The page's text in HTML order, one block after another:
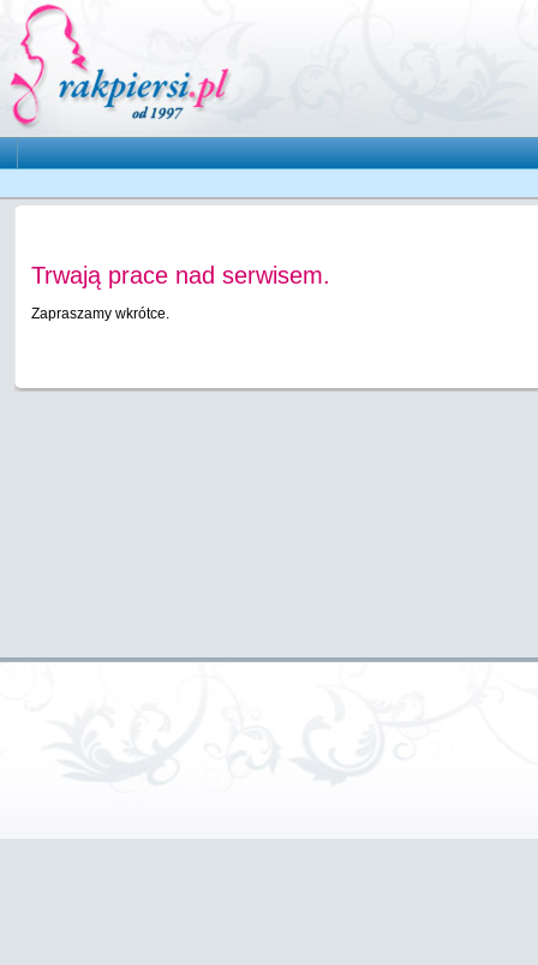
Trwają prace nad serwisem.
Zapraszamy wkrótce.